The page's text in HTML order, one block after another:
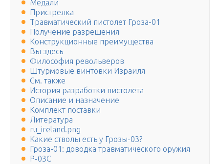
Медали
Пристрелка
Травматический пистолет Гроза-01
Получение разрешения
Конструкционные преимущества
Вы здесь
Философия револьверов
Штурмовые винтовки Израиля
См. также
История разработки пистолета
Описание и назначение
Комплект поставки
Литература
ru_ireland.png
Какие стволы есть у Грозы-03?
Гроза-01: доводка травматического оружия
P-03C